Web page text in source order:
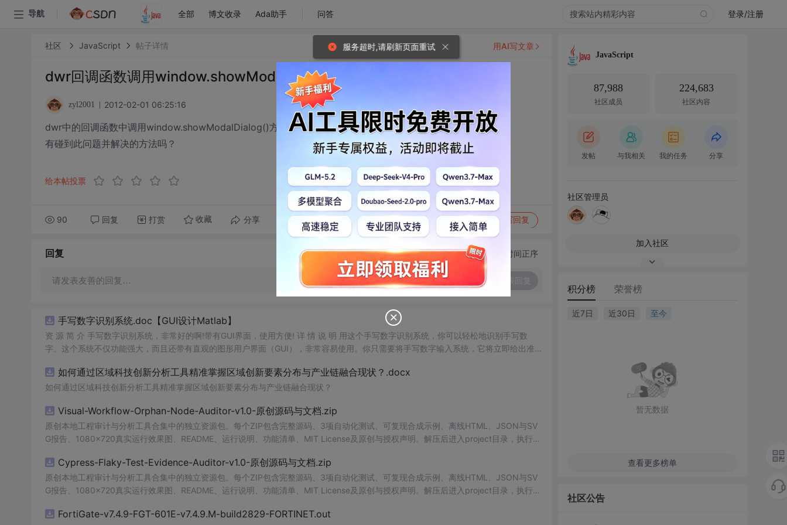
导航 全部 博文收录 Ada助手 问答 登录/注册
社区 JavaScript 帖子详情
dwr回调函数调用window.showModalDialog
zyl2001 2012-02-01 06:25:16
dwr中的回调函数中调用window.showModalDialog()方法在IE8下无法调用。
有碰到此问题并解决的方法吗？
给本帖投票
90 回复 打赏 收藏 分享 转发到动态 举报 写回复
用AI写文章
回复 切换为时间正序
请发表友善的回复…
手写数字识别系统.doc【GUI设计Matlab】
资 源 简 介 手写数字识别系统，非常好的啊!带有GUI界面，使用方便! 详 情 说 明 用这个手写数字识别系统，你可以轻松地识别手写数
字。这个系统不仅功能强大，而且还带有直观的图形用户界面（GUI），非常容易使用。你只需要将手写数字输入系统，它将立即给出准确
便和实用的工具，你一定会喜欢它的！
如何通过区域科技创新分析工具精准掌握区域创新要素分布与产业链融合现状？.docx
如何通过区域科技创新分析工具精准掌握区域创新要素分布与产业链融合现状？
Visual-Workflow-Orphan-Node-Auditor-v1.0-原创源码与文档.zip
原创本地工程审计与分析工具合集中的独立资源包。每个ZIP包含完整源码、3项自动化测试、可复现合成示例、离线HTML、JSON与SV
G报告、1080×720真实运行效果图、README、运行说明、功能清单、MIT License及原创与授权声明。解压后进入project目录，执行np
源码、Logo、官方截图、论文、生产日志或其他受限素材。适合前端开发、AI应用工程、测试审计和课程实践。
Cypress-Flaky-Test-Evidence-Auditor-v1.0-原创源码与文档.zip
原创本地工程审计与分析工具合集中的独立资源包。每个ZIP包含完整源码、3项自动化测试、可复现合成示例、离线HTML、JSON与SV
G报告、1080×720真实运行效果图、README、运行说明、功能清单、MIT License及原创与授权声明。解压后进入project目录，执行np
源码、Logo、官方截图、论文、生产日志或其他受限素材。适合前端开发、AI应用工程、测试审计和课程实践。
FortiGate-v7.4.9-FGT-601E-v7.4.9.M-build2829-FORTINET.out
JavaScript
87,988
社区成员
224,683
社区内容
发帖 与我相关 我的任务 分享
社区管理员
加入社区
积分榜 荣誉榜
近7日 近30日 至今
暂无数据
查看更多榜单
社区公告
服务超时,请刷新页面重试